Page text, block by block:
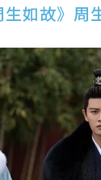
如故》周